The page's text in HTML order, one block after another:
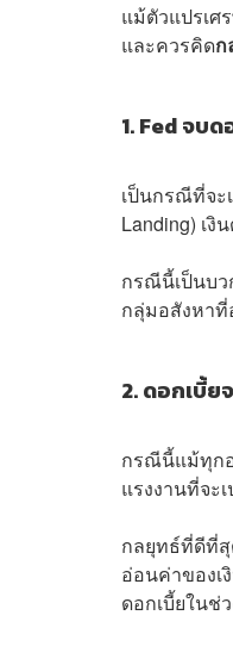
แม้ตัวแปรเศ
และควรคิดก
1. Fed จบ
เป็นกรณีที่จะ
Landing) เ
กรณีนี้เป็นบว
กลุ่มอสังหาที่
2. ดอกเบี้ย
กรณีนี้แม้ทุกอ
แรงงานที่จะ
กลยุทธ์ที่ดีที่สุ
อ่อนค่าของเ
ดอกเบี้ยในช่